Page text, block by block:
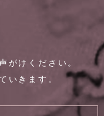
がけください。
いきます。